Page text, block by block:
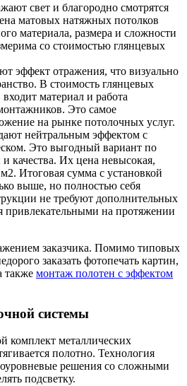
свет и благородно смотрятся
матовых натяжных потолков
материала, размера и сложности
со стоимостью глянцевых
эффект отражения, что визуально
В стоимость глянцевых
материал и работа
Это самое
на рынке потолочных услуг.
нейтральным эффектом с
Это выгодный вариант по
качества. Их цена невысокая,
Итоговая сумма с установкой
выше, но полностью себя
не требуют дополнительных
привлекательными на протяжении
заказчика. Помимо типовых
заказать фотопечать картин,
также монтаж полотен с эффектом
системы
комплект металлических
полотно. Технология
решения со сложными
подсветку.